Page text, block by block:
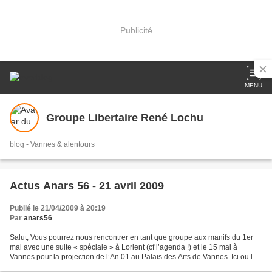
Publicité
MENU
Groupe Libertaire René Lochu
blog - Vannes & alentours
Actus Anars 56 - 21 avril 2009
Publié le 21/04/2009 à 20:19
Par anars56
Salut, Vous pourrez nous rencontrer en tant que groupe aux manifs du 1er
mai avec une suite « spéciale » à Lorient (cf l’agenda !) et le 15 mai à
Vannes pour la projection de l’An 01 au Palais des Arts de Vannes. Ici ou là,